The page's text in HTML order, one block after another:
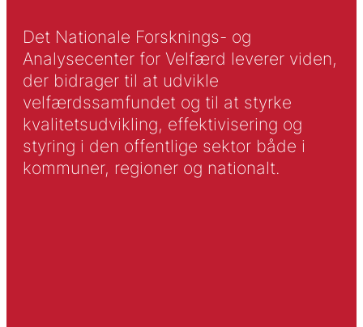
Det Nationale Forsknings- og
Analysecenter for Velfærd leverer viden,
der bidrager til at udvikle
velfærdssamfundet og til at styrke
kvalitetsudvikling, effektivisering og
styring i den offentlige sektor både i
kommuner, regioner og nationalt.